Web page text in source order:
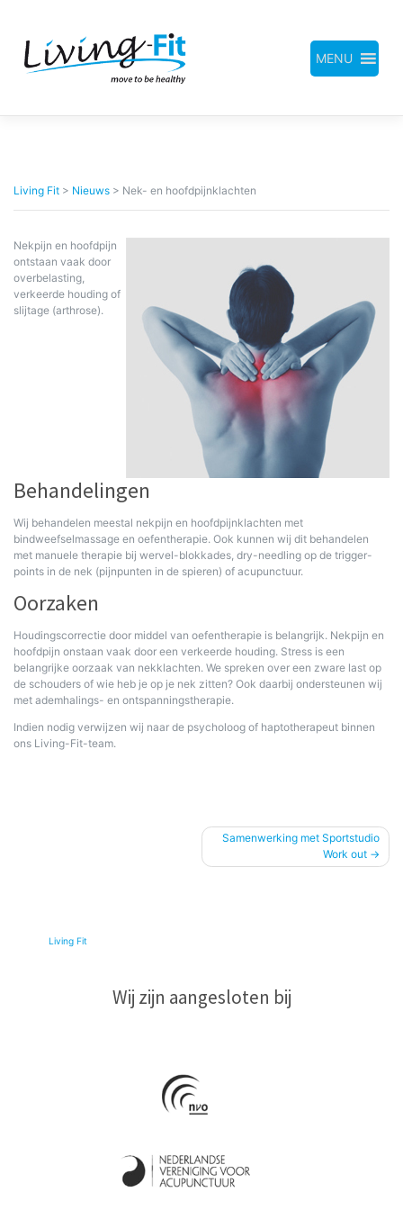
inhoud
MENU
Living Fit > Nieuws > Nek- en hoofdpijnklachten
Nekpijn en hoofdpijn
ontstaan vaak door
overbelasting,
verkeerde houding of
slijtage (arthrose).
Behandelingen
Wij behandelen meestal nekpijn en hoofdpijnklachten met
bindweefselmassage en oefentherapie. Ook kunnen wij dit behandelen
met manuele therapie bij wervel-blokkades, dry-needling op de trigger-
points in de nek (pijnpunten in de spieren) of acupunctuur.
Oorzaken
Houdingscorrectie door middel van oefentherapie is belangrijk. Nekpijn en
hoofdpijn onstaan vaak door een verkeerde houding. Stress is een
belangrijke oorzaak van nekklachten. We spreken over een zware last op
de schouders of wie heb je op je nek zitten? Ook daarbij ondersteunen wij
met ademhalings- en ontspanningstherapie.
Indien nodig verwijzen wij naar de psycholoog of haptotherapeut binnen
ons Living-Fit-team.
Samenwerking met Sportstudio
Work out
Living Fit
Wij zijn aangesloten bij